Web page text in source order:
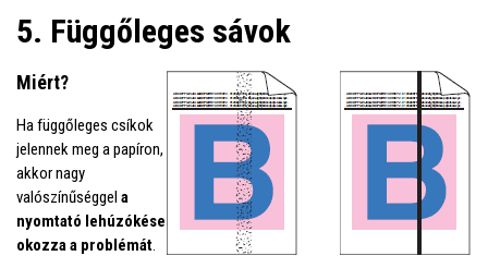
5. Függőleges sávok
Miért?
Ha függőleges csíkok
jelennek meg a papíron,
akkor nagy
valószínűséggel a
nyomtató lehúzókése
okozza a problémát.